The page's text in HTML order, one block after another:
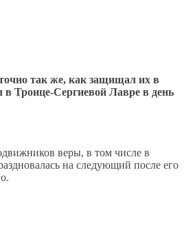
так же, как защищал их в
в Троице-Сергиевой Лавре в день
веры, в том числе в
на следующий после его